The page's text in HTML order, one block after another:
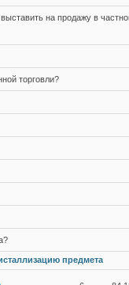
на продажу в
торговли?
предмета